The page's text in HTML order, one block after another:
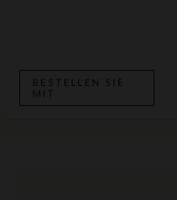
BESTELLEN SIE
MIT